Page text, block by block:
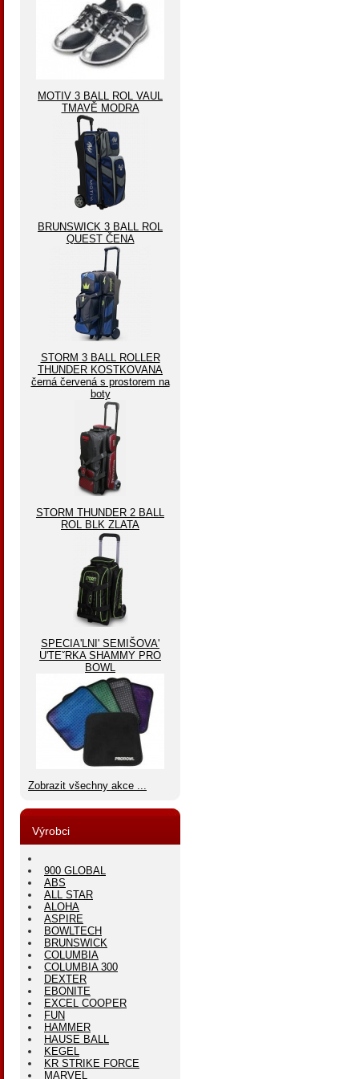
MOTIV 3 BALL ROL VAUL
TMAVĚ MODRA
BRUNSWICK 3 BALL ROL
QUEST ČENA
STORM 3 BALL ROLLER
THUNDER KOSTKOVANA
černá červená s prostorem na
boty
STORM THUNDER 2 BALL
ROL BLK ZLATA
SPECIA'LNI' SEMIŠOVA'
U'TEˇRKA SHAMMY PRO
BOWL
Zobrazit všechny akce ...
Výrobci
900 GLOBAL
ABS
ALL STAR
ALOHA
ASPIRE
BOWLTECH
BRUNSWICK
COLUMBIA
COLUMBIA 300
DEXTER
EBONITE
EXCEL COOPER
FUN
HAMMER
HAUSE BALL
KEGEL
KR STRIKE FORCE
MARVEL